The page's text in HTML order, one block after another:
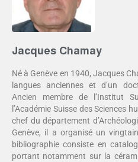
Jacques Chamay
Né à Genève en 1940, Jacques
langues anciennes et d’un
Ancien membre de l’Institut
l’Académie Suisse des Sciences
chef du département
Genève, il a organisé un
bibliographie consiste en
portant notamment sur la